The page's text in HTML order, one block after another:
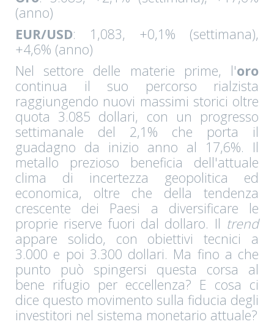
(anno)
EUR/USD: 1,083, +0,1% (settimana),
+4,6% (anno)
Nel settore delle materie prime, l'oro
continua il suo percorso rialzista
raggiungendo nuovi massimi storici oltre
quota 3.085 dollari, con un progresso
settimanale del 2,1% che porta il
guadagno da inizio anno al 17,6%. Il
metallo prezioso beneficia dell'attuale
clima di incertezza geopolitica ed
economica, oltre che della tendenza
crescente dei Paesi a diversificare le
proprie riserve fuori dal dollaro. Il trend
appare solido, con obiettivi tecnici a
3.000 e poi 3.300 dollari. Ma fino a che
punto può spingersi questa corsa al
bene rifugio per eccellenza? E cosa ci
dice questo movimento sulla fiducia degli
investitori nel sistema monetario attuale?